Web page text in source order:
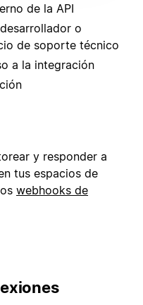
de la API
o
de soporte técnico
a la integración
y responder a
tus espacios de
webhooks de